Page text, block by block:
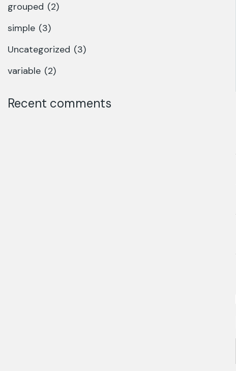
grouped (2)
simple (3)
Uncategorized (3)
variable (2)
Recent comments